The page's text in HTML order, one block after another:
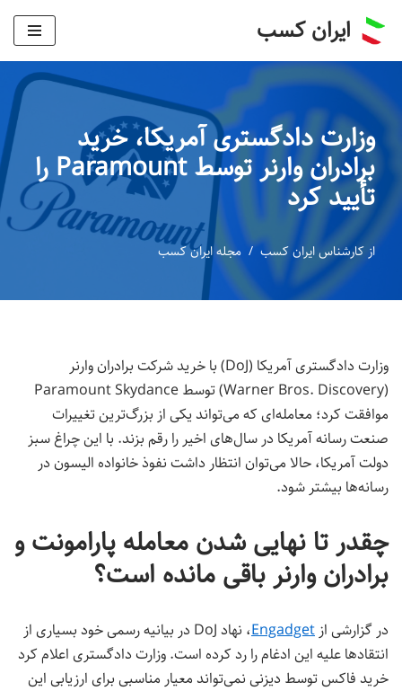
پرش
محتوا
ایران کسب
وزارت دادگستری آمریکا، خرید
برادران وارنر توسط Paramount را
تأیید کرد
از کارشناس ایران کسب مجله ایران کسب
وزارت دادگستری آمریکا (DoJ) با خرید شرکت برادران وارنر
(Warner Bros. Discovery) توسط Paramount Skydance
موافقت کرد؛ معامله‌ای که می‌تواند یکی از بزرگ‌ترین تغییرات
صنعت رسانه آمریکا در سال‌های اخیر را رقم بزند. با این چراغ سبز
دولت آمریکا، حالا می‌توان انتظار داشت نفوذ خانواده الیسون در
رسانه‌ها بیشتر شود.
چقدر تا نهایی شدن معامله پارامونت و
برادران وارنر باقی مانده است؟
در گزارشی از Engadget
، نهاد DoJ در بیانیه رسمی خود بسیاری از
انتقادها علیه این ادغام را رد کرده است. وزارت دادگستری اعلام کرد
خرید فاکس توسط دیزنی نمی‌تواند معیار مناسبی برای ارزیابی این